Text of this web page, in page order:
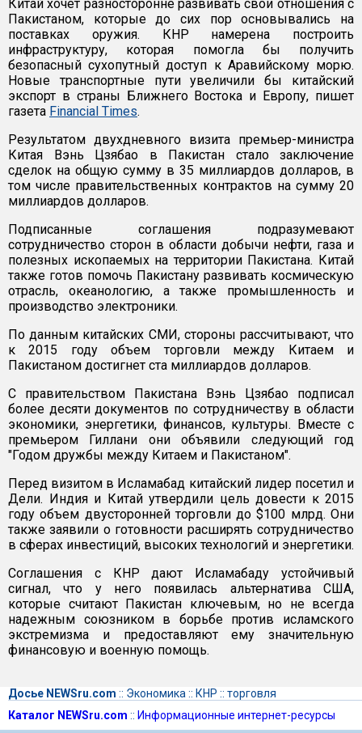
Китай хочет разносторонне развивать свои отношения с
Пакистаном, которые до сих пор основывались на
поставках оружия. КНР намерена построить
инфраструктуру, которая помогла бы получить
безопасный сухопутный доступ к Аравийскому морю.
Новые транспортные пути увеличили бы китайский
экспорт в страны Ближнего Востока и Европу, пишет
газета Financial Times.
Результатом двухдневного визита премьер-министра
Китая Вэнь Цзябао в Пакистан стало заключение
сделок на общую сумму в 35 миллиардов долларов, в
том числе правительственных контрактов на сумму 20
миллиардов долларов.
Подписанные соглашения подразумевают
сотрудничество сторон в области добычи нефти, газа и
полезных ископаемых на территории Пакистана. Китай
также готов помочь Пакистану развивать космическую
отрасль, океанологию, а также промышленность и
производство электроники.
По данным китайских СМИ, стороны рассчитывают, что
к 2015 году объем торговли между Китаем и
Пакистаном достигнет ста миллиардов долларов.
С правительством Пакистана Вэнь Цзябао подписал
более десяти документов по сотрудничеству в области
экономики, энергетики, финансов, культуры. Вместе с
премьером Гиллани они объявили следующий год
"Годом дружбы между Китаем и Пакистаном".
Перед визитом в Исламабад китайский лидер посетил и
Дели. Индия и Китай утвердили цель довести к 2015
году объем двусторонней торговли до $100 млрд. Они
также заявили о готовности расширять сотрудничество
в сферах инвестиций, высоких технологий и энергетики.
Соглашения с КНР дают Исламабаду устойчивый
сигнал, что у него появилась альтернатива США,
которые считают Пакистан ключевым, но не всегда
надежным союзником в борьбе против исламского
экстремизма и предоставляют ему значительную
финансовую и военную помощь.
Досье NEWSru.com :: Экономика :: КНР :: торговля
Каталог NEWSru.com :: Информационные интернет-ресурсы